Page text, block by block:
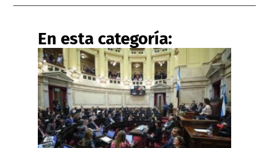
En esta categoría: